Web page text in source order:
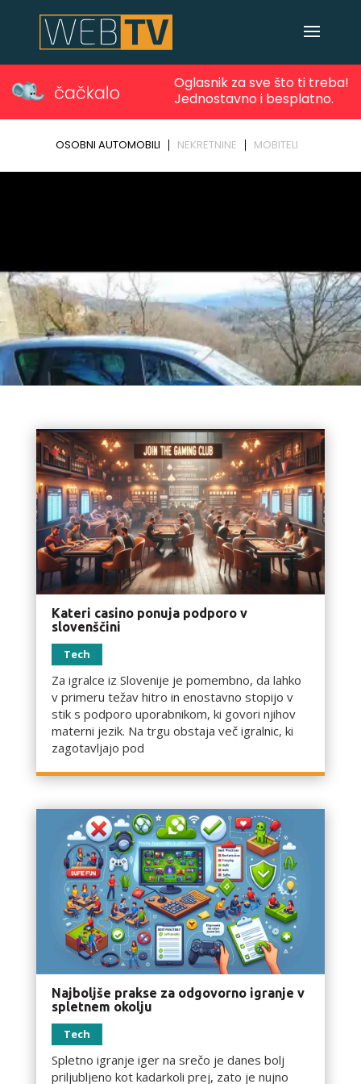
Kateri casino ponuja podporo v
slovenščini
Tech
Za igralce iz Slovenije je pomembno, da lahko
v primeru težav hitro in enostavno stopijo v
stik s podporo uporabnikom, ki govori njihov
materni jezik. Na trgu obstaja več igralnic, ki
zagotavljajo pod
Najboljše prakse za odgovorno igranje v
spletnem okolju
Tech
Spletno igranje iger na srečo je danes bolj
priljubljeno kot kadarkoli prej, zato je nujno